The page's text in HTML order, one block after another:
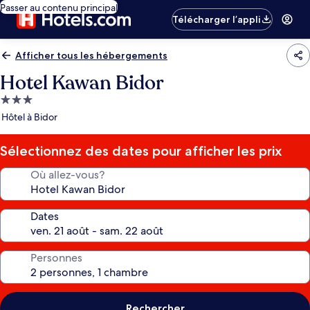
Passer au contenu principal
Télécharger l’appli
Afficher tous les hébergements
Hotel Kawan Bidor
Hébergement
3.0 étoiles
Hôtel à Bidor
Sélectionnez des dates pour afficher les prix
Où allez-vous?
Dates
Personnes